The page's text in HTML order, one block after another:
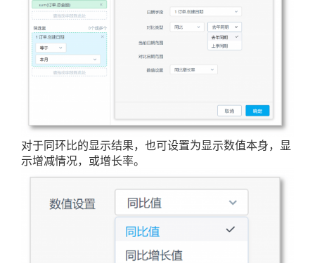
对于同环比的显示结果，也可设置为显示数值本身，显
示增减情况，或增长率。